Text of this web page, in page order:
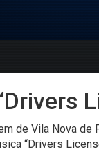
de Vila Nova de
“Drivers